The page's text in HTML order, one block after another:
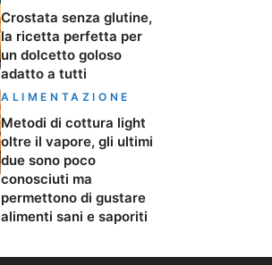
Crostata senza glutine,
la ricetta perfetta per
un dolcetto goloso
adatto a tutti
ALIMENTAZIONE
Metodi di cottura light
oltre il vapore, gli ultimi
due sono poco
conosciuti ma
permettono di gustare
alimenti sani e saporiti